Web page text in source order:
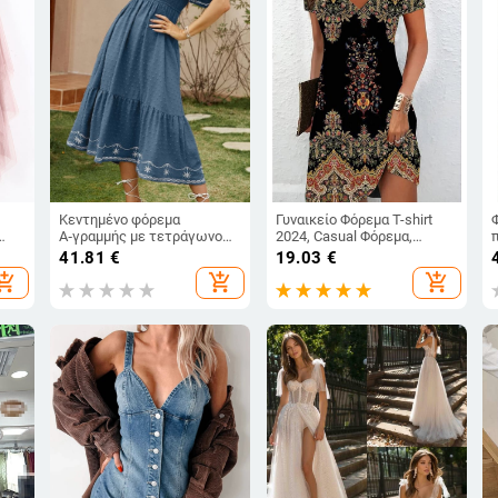
Κεντημένο φόρεμα
Α‑γραμμής με τετράγωνο
ντεκολτέ, κοντές
φουσκωτές μανίκες και
πιέτες, midi μήκος
41.81 €
add_shopping_cart
Γυναικείο Φόρεμα T-shirt
2024, Casual Φόρεμα,
Καλοκαιρινό Φλοράλ Μίνι
19.03 €
add_shopping_cart